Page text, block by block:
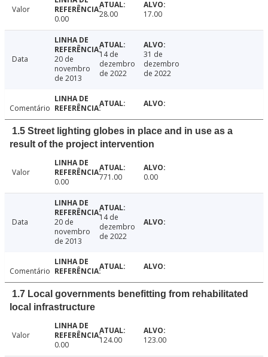
Valor
0.00
28.00 17.00
Data
20 de
novembro
de 2013
14 de
dezembro
de 2022
31 de
dezembro
de 2022
Comentário
1.5 Street lighting globes in place and in use as a
result of the project intervention
Valor
0.00
771.00 0.00
Data
20 de
novembro
de 2013
14 de
dezembro
de 2022
Comentário
1.7 Local governments benefitting from rehabilitated
local infrastructure
Valor
0.00
124.00 123.00